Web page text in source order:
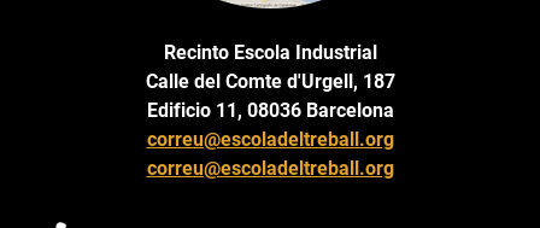
Recinto Escola Industrial
Calle del Comte d'Urgell, 187
Edificio 11, 08036 Barcelona
correu@escoladeltreball.org
correu@escoladeltreball.org